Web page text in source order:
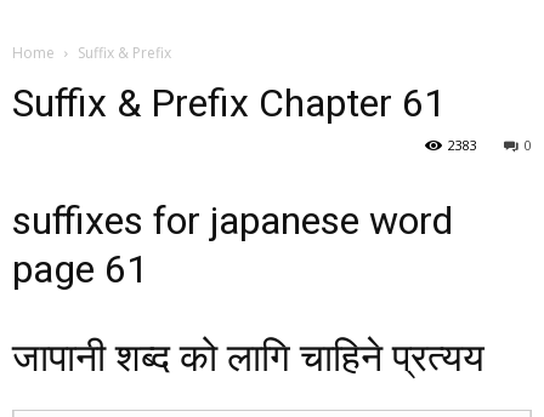
Home Suffix & Prefix
Suffix & Prefix Chapter 61
0
2383
suffixes for japanese word
page 61
जापानी शब्द को लागि चाहिने प्रत्यय